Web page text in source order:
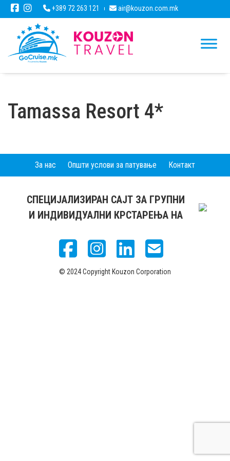
+389 72 263 121 air@kouzon.com.mk
Tamassa Resort 4*
За нас Општи услови за патување Контакт
СПЕЦИЈАЛИЗИРАН САЈТ ЗА ГРУПНИ
И ИНДИВИДУАЛНИ КРСТАРЕЊА НА
© 2024 Copyright Kouzon Corporation